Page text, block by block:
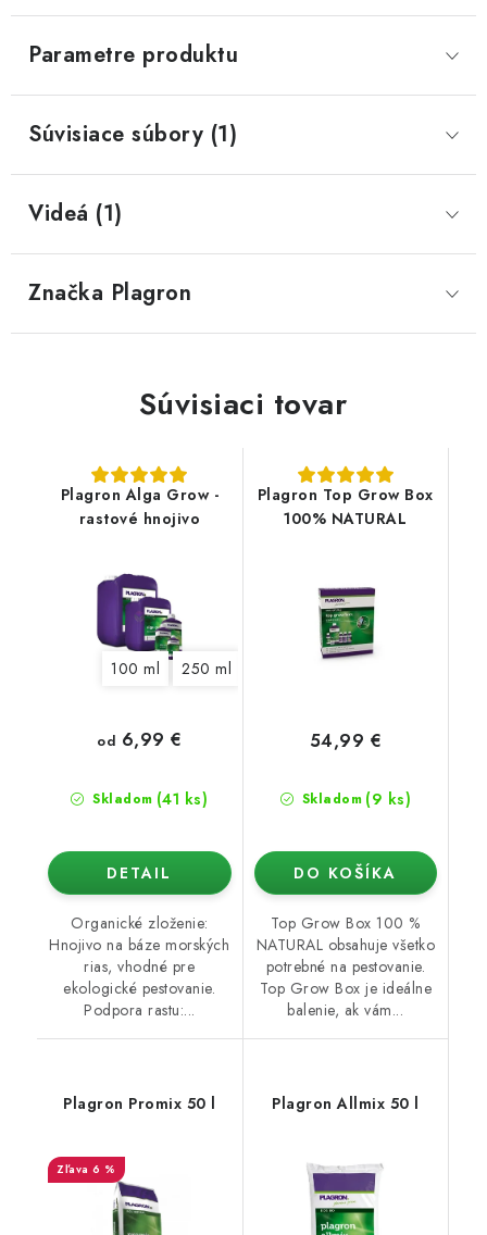
Parametre produktu
Súvisiace súbory (1)
Videá (1)
Značka Plagron
Súvisiaci tovar
Plagron Alga Grow -
rastové hnojivo
100 ml 250 ml
Skladom (41 ks)
od 6,99 €
DETAIL
Organické zloženie:
Hnojivo na báze morských
rias, vhodné pre
ekologické pestovanie.
Podpora rastu:...
Plagron Top Grow Box
100% NATURAL
Skladom (9 ks)
54,99 €
DO KOŠÍKA
Top Grow Box 100 %
NATURAL obsahuje všetko
potrebné na pestovanie.
Top Grow Box je ideálne
balenie, ak vám...
Plagron Promix 50 l
6 %
Plagron Allmix 50 l